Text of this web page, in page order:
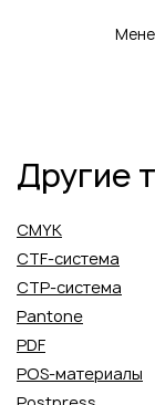
Другие
CMYK
CTF-система
CTP-система
Pantone
PDF
POS-материалы